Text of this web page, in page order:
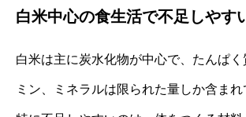
白米中心の食生活で不足しやす
白米は主に炭水化物が中心で、たんぱ
ミン、ミネラルは限られた量しか含まれ